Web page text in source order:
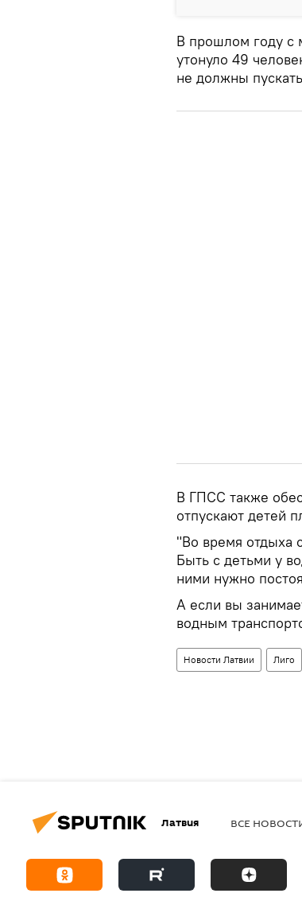
В прошлом году с
утонуло 49
не должны
В ГПСС также
отпускают детей
"Во время отдыха
Быть с детьми у
ними нужно
А если вы
водным
Новости Латвии Лиго
Латвия ВСЕ